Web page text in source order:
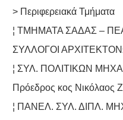
> Περιφερειακά Τμήματα
¦ ΤΜΗΜΑΤΑ ΣΑΔΑΣ –
ΣΥΛΛΟΓΟΙ
¦ ΣΥΛ. ΠΟΛΙΤΙΚΩΝ
Πρόεδρος κος Νικόλαος
¦ ΠΑΝΕΛ. ΣΥΛ. ΔΙΠΛ.